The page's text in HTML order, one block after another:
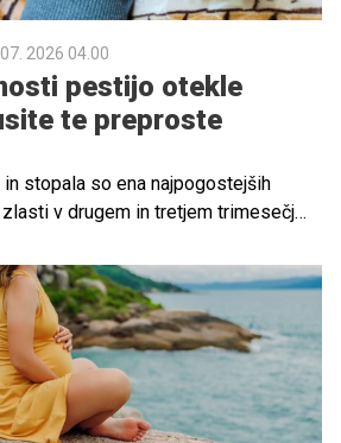
2026 04.00
pestijo otekle
te preproste
stopala so ena najpogostejših
v drugem in tretjem trimesečju.
z večjo količino krvi v telesu,
in pritiskom rastoče